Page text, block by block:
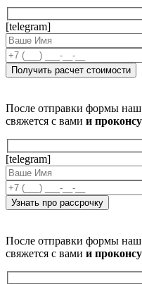
[telegram]
После отправки формы
свяжется с вами и
[telegram]
После отправки формы
свяжется с вами и